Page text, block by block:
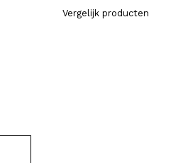
Vergelijk producten